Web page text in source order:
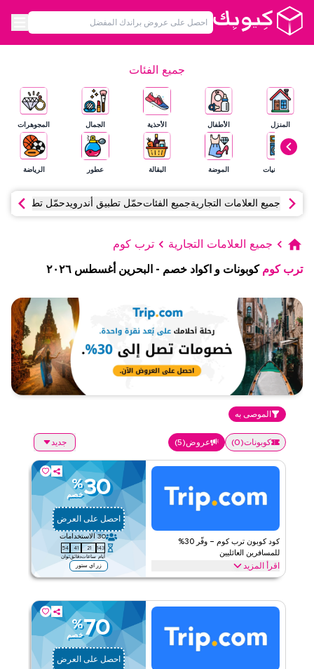
جميع الفئات
المنزل
الإلكترونيات
الأطفال
الموضة
الأحذية
البقالة
الجمال
عطور
المجوهرات
الرياضة
جميع العلامات التجاريةجميع الفئاتحمّل تطبيق أندرويدحمّل تطبيق آي
جميع العلامات التجارية ترب كوم
ترب كوم كوبونات و اكواد خصم - البحرين أغسطس ٢٠٢٦
الموصى به
كوبونات(
0
) عروض(
5
) جديد
كود كوبون ترب كوم – وفّر 30%
للمسافرين العائليين
اقرأ المزيد
30
%
خصم
احصل على العرض
30 الاستخدامات
143
أيام
21
ساعات
41
دقائق
53
ثوان
زر اي ستور
احصل على خصم 30% مع عرض ترب كوم على أساسيات السفر العائلي
وباقات العطلات، ومواصلات المطار، والمزيد. استمتع بتوفيراتك فوراً.
الأحكام والشروط
ينطبق على
ويب/تطبيق
على مستوى الموقع
70
%
خصم
احصل على العرض